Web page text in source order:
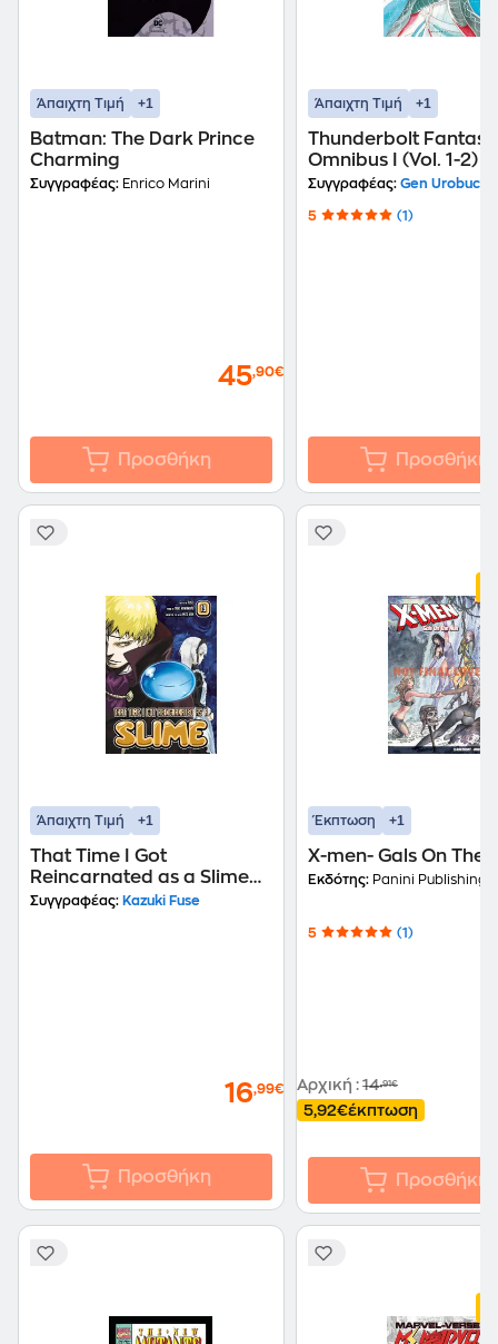
Άπαιχτη Τιμή +1
Batman: The Dark Prince
Charming
Συγγραφέας: Enrico Marini
45,90€
Προσθήκη
Άπαιχτη Τιμή +1
Thunderbolt Fantasy
Omnibus I (Vol. 1-2)
Συγγραφέας: Gen Urobuchi
5 (1)
Προσθήκη
Άπαιχτη Τιμή +1
That Time I Got
Reincarnated as a Slime
19
Συγγραφέας: Kazuki Fuse
16,99€
Προσθήκη
Έκπτωση +1
X-men- Gals On The
Εκδότης: Panini Publishing
5 (1)
Αρχική : 14,91€
5,92€έκπτωση
Προσθήκη